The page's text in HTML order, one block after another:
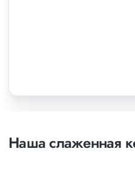
Наша слаженная